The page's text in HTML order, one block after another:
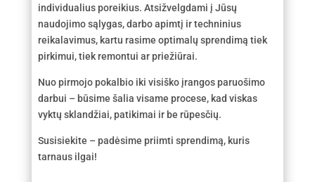
individualius poreikius. Atsižvelgdami į Jūsų
naudojimo sąlygas, darbo apimtį ir techninius
reikalavimus, kartu rasime optimalų sprendimą tiek
pirkimui, tiek remontui ar priežiūrai.
Nuo pirmojo pokalbio iki visiško įrangos paruošimo
darbui – būsime šalia visame procese, kad viskas
vyktų sklandžiai, patikimai ir be rūpesčių.
Susisiekite – padėsime priimti sprendimą, kuris
tarnaus ilgai!